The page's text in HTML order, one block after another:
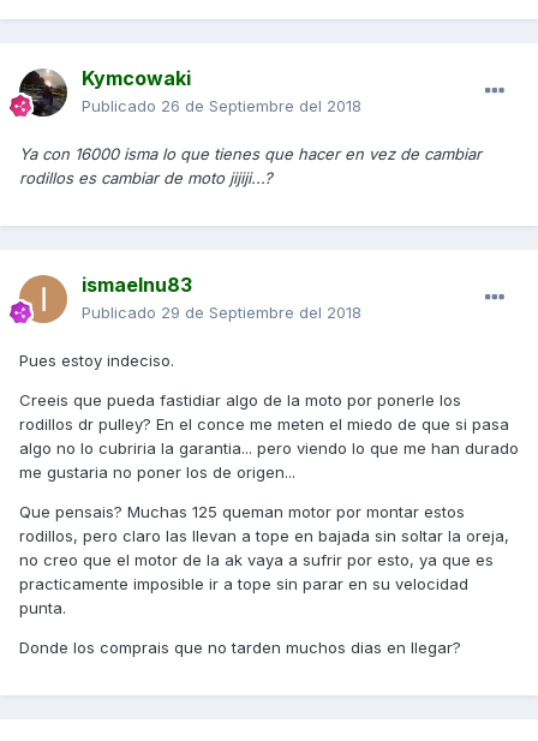
Kymcowaki
Publicado 26 de Septiembre del 2018
Ya con 16000 isma lo que tienes que hacer en vez de cambiar
rodillos es cambiar de moto jijiji...?
ismaelnu83
Publicado 29 de Septiembre del 2018
Pues estoy indeciso.
Creeis que pueda fastidiar algo de la moto por ponerle los
rodillos dr pulley? En el conce me meten el miedo de que si pasa
algo no lo cubriria la garantia... pero viendo lo que me han durado
me gustaria no poner los de origen...
Que pensais? Muchas 125 queman motor por montar estos
rodillos, pero claro las llevan a tope en bajada sin soltar la oreja,
no creo que el motor de la ak vaya a sufrir por esto, ya que es
practicamente imposible ir a tope sin parar en su velocidad
punta.
Donde los comprais que no tarden muchos dias en llegar?